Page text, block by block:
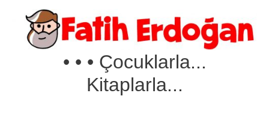
• • • Çocuklarla...
Kitaplarla...
Ana
menü